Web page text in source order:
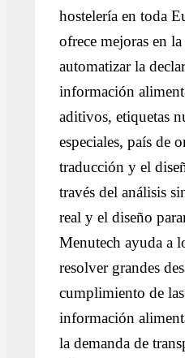
hostelería en toda
ofrece mejoras en
automatizar la
información
aditivos, etiquetas
especiales, país de
traducción y el
través del análisis
real y el diseño
Menutech ayuda a
resolver grandes
cumplimiento de
información
la demanda de